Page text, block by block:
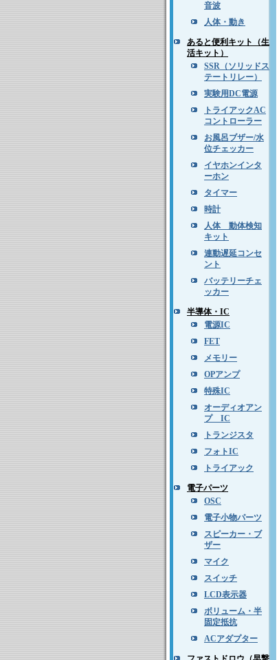
音波
人体・動き
あると便利キット（生
活キット）
SSR（ソリッドス
テートリレー）
実験用DC電源
トライアックAC
コントローラー
お風呂ブザー/水
位チェッカー
イヤホンインタ
ーホン
タイマー
時計
人体 動体検知
キット
連動遅延コンセ
ント
バッテリーチェ
ッカー
半導体・IC
電源IC
FET
メモリー
OPアンプ
特殊IC
オーディオアン
プ IC
トランジスタ
フォトIC
トライアック
電子パーツ
OSC
電子小物パーツ
スピーカー・ブ
ザー
マイク
スイッチ
LCD表示器
ボリューム・半
固定抵抗
ACアダプター